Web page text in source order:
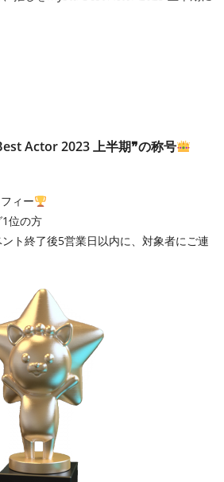
Actor 2023 上半期❞の称号
ィー
位の方
ト終了後5営業日以内に、対象者にご連